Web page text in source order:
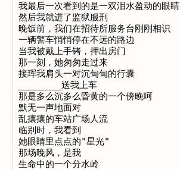
我最后一次看到的是一双泪水盈动的眼睛
然后我就进了监狱服刑
晚饭前，我们在招待所服务台刚刚相识
一辆警车悄悄停在不远的路边
当我被戴上手铐，押出房门
那一刻，她匆匆走过来
接珲我肩头一对沉甸甸的行囊
________送我上车
那是多么沉多么昏黄的一个傍晚呵
默无一声地面对
乱攘攘的车站广场人流
临别时，我看到
她眼睛里点点的"星光"
那场晚风，是我
生命中的一个分水岭